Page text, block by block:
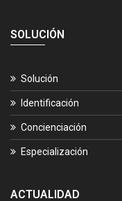
SOLUCIÓN
Solución
Identificación
Concienciación
Especialización
ACTUALIDAD